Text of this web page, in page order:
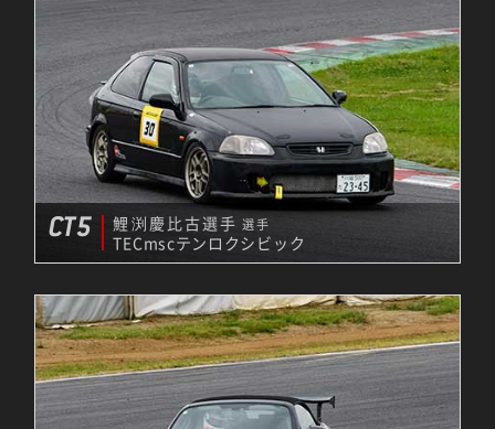
CT5 鯉渕慶比古選手 選手
TECmscテンロクシビック